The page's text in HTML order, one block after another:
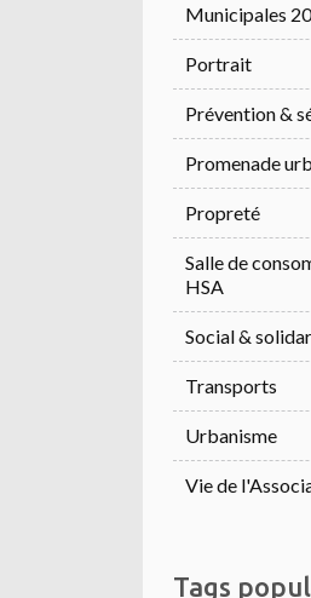
Municipales
Portrait
Prévention &
Promenade
Propreté
Salle de
HSA
Social &
Transports
Urbanisme
Vie de
Tags